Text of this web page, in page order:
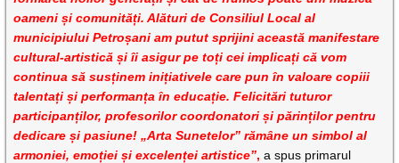
oameni și comunități. Alături de Consiliul Local al
municipiului Petroșani am putut sprijini această manifestare
cultural-artistică și îi asigur pe toți cei implicați că vom
continua să susținem inițiativele care pun în valoare copiii
talentați și performanța în educație. Felicitări tuturor
participanților, profesorilor coordonatori și părinților pentru
dedicare și pasiune! „Arta Sunetelor” rămâne un simbol al
armoniei, emoției și excelenței artistice”, a spus primarul